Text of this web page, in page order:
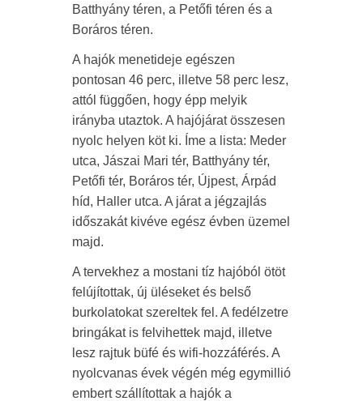
Batthyány téren, a Petőfi téren és a
Boráros téren.
A hajók menetideje egészen
pontosan 46 perc, illetve 58 perc lesz,
attól függően, hogy épp melyik
irányba utaztok. A hajójárat összesen
nyolc helyen köt ki. Íme a lista: Meder
utca, Jászai Mari tér, Batthyány tér,
Petőfi tér, Boráros tér, Újpest, Árpád
híd, Haller utca. A járat a jégzajlás
időszakát kivéve egész évben üzemel
majd.
A tervekhez a mostani tíz hajóból ötöt
felújítottak, új üléseket és belső
burkolatokat szereltek fel. A fedélzetre
bringákat is felvihettek majd, illetve
lesz rajtuk büfé és wifi-hozzáférés. A
nyolcvanas évek végén még egymillió
embert szállítottak a hajók a